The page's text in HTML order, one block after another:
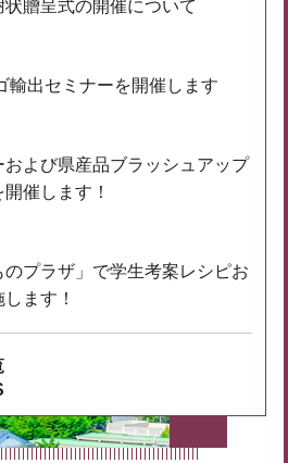
贈呈式の開催について
輸出セミナーを開催します
よび県産品ブラッシュアップ
催します！
のプラザ」で学生考案レシピお
ます！